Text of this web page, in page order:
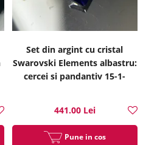
Set din argint cu cristal
Swarovski Elements albastru:
cercei si pandantiv 15-1-
441.00 Lei
Pune in cos